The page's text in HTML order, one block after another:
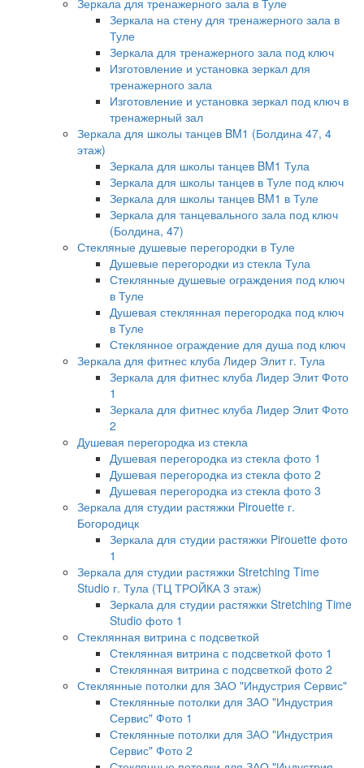
Зеркала для тренажерного зала в Туле
Зеркала на стену для тренажерного зала в
Туле
Зеркала для тренажерного зала под ключ
Изготовление и установка зеркал для
тренажерного зала
Изготовление и установка зеркал под ключ в
тренажерный зал
Зеркала для школы танцев BM1 (Болдина 47, 4
этаж)
Зеркала для школы танцев BM1 Тула
Зеркала для школы танцев в Туле под ключ
Зеркала для школы танцев BM1 в Туле
Зеркала для танцевального зала под ключ
(Болдина, 47)
Стекляные душевые перегородки в Туле
Душевые перегородки из стекла Тула
Стеклянные душевые ограждения под ключ
в Туле
Душевая стеклянная перегородка под ключ
в Туле
Стеклянное ограждение для душа под ключ
Зеркала для фитнес клуба Лидер Элит г. Тула
Зеркала для фитнес клуба Лидер Элит Фото
1
Зеркала для фитнес клуба Лидер Элит Фото
2
Душевая перегородка из стекла
Душевая перегородка из стекла фото 1
Душевая перегородка из стекла фото 2
Душевая перегородка из стекла фото 3
Зеркала для студии растяжки Pirouette г.
Богородицк
Зеркала для студии растяжки Pirouette фото
1
Зеркала для студии растяжки Stretching Time
Studio г. Тула (ТЦ ТРОЙКА 3 этаж)
Зеркала для студии растяжки Stretching Time
Studio фото 1
Стеклянная витрина с подсветкой
Стеклянная витрина с подсветкой фото 1
Стеклянная витрина с подсветкой фото 2
Стеклянные потолки для ЗАО "Индустрия Сервис"
Стеклянные потолки для ЗАО "Индустрия
Сервис" Фото 1
Стеклянные потолки для ЗАО "Индустрия
Сервис" Фото 2